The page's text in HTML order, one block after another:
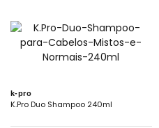
k-pro
K.Pro Duo Shampoo 240ml